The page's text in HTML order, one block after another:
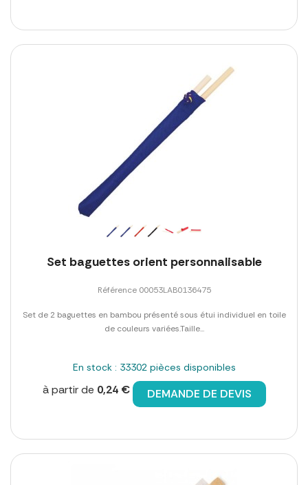
Set baguettes orient personnalisable
Référence 00053LAB0136475
Set de 2 baguettes en bambou présenté sous étui individuel en toile
de couleurs variées.Taille...
En stock : 33302 pièces disponibles
à partir de 0,24 € DEMANDE DE DEVIS